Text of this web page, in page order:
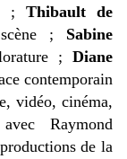
; Thibault de
; Sabine
; Diane
contemporain
vidéo, cinéma,
Raymond
de la